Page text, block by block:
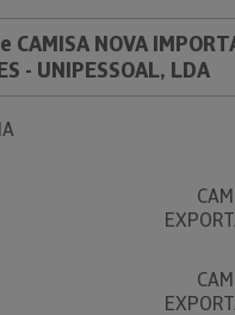
NOVA
- UNIPESSOAL, LDA